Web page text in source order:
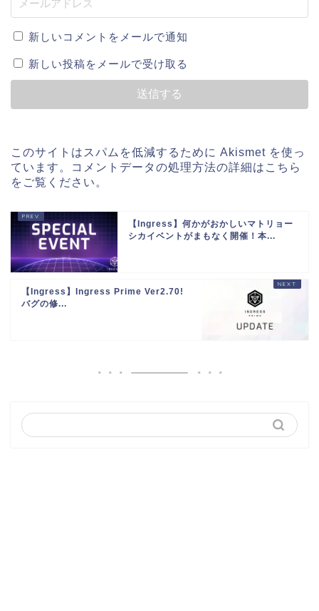
新しいコメントをメールで通知
新しい投稿をメールで受け取る
このサイトはスパムを低減するために Akismet を使っ
ています。
コメントデータの処理方法の詳細はこちら
をご覧ください 。
【Ingress】何かがおかしいマトリョー
シカイベントがまもなく開催！本...
【Ingress】Ingress Prime Ver2.70!
バグの修...